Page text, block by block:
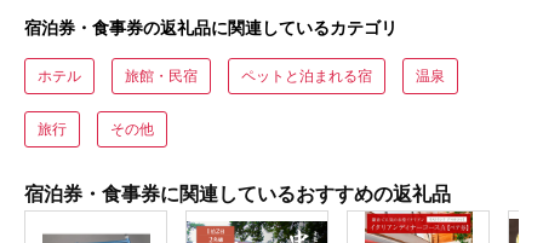
宿泊券・食事券の返礼品に関連しているカテゴリ
ホテル 旅館・民宿 ペットと泊まれる宿 温泉
旅行 その他
宿泊券・食事券に関連しているおすすめの返礼品